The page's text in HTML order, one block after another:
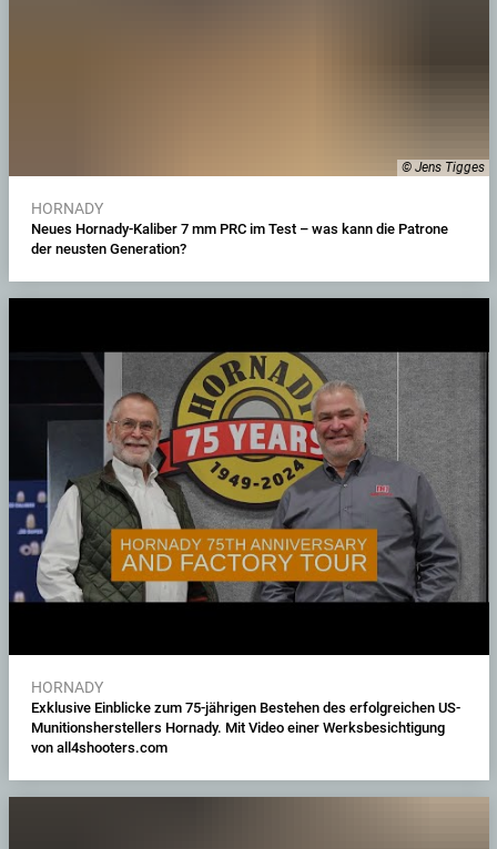
© Jens Tigges
HORNADY
Neues Hornady-Kaliber 7 mm PRC im Test – was kann die Patrone
der neusten Generation?
HORNADY
Exklusive Einblicke zum 75-jährigen Bestehen des erfolgreichen US-
Munitionsherstellers Hornady. Mit Video einer Werksbesichtigung
von all4shooters.com